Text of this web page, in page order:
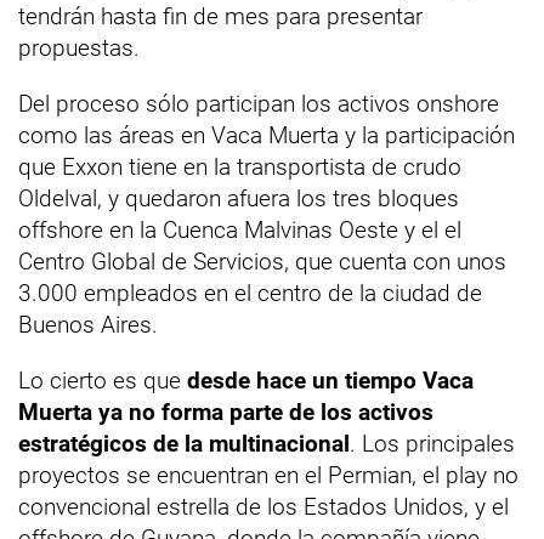
tendrán hasta fin de mes para presentar
propuestas.
Del proceso sólo participan los activos onshore
como las áreas en Vaca Muerta y la participación
que Exxon tiene en la transportista de crudo
Oldelval, y quedaron afuera los tres bloques
offshore en la Cuenca Malvinas Oeste y el el
Centro Global de Servicios, que cuenta con unos
3.000 empleados en el centro de la ciudad de
Buenos Aires.
Lo cierto es que desde hace un tiempo Vaca
Muerta ya no forma parte de los activos
estratégicos de la multinacional. Los principales
proyectos se encuentran en el Permian, el play no
convencional estrella de los Estados Unidos, y el